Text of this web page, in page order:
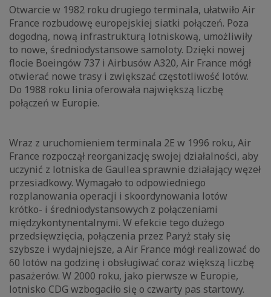
Otwarcie w 1982 roku drugiego terminala, ułatwiło Air
France rozbudowę europejskiej siatki połączeń. Poza
dogodną, nową infrastrukturą lotniskową, umożliwiły
to nowe, średniodystansowe samoloty. Dzięki nowej
flocie Boeingów 737 i Airbusów A320, Air France mógł
otwierać nowe trasy i zwiększać częstotliwość lotów.
Do 1988 roku linia oferowała największą liczbę
połączeń w Europie.
Wraz z uruchomieniem terminala 2E w 1996 roku, Air
France rozpoczął reorganizację swojej działalności, aby
uczynić z lotniska de Gaullea sprawnie działający węzeł
przesiadkowy. Wymagało to odpowiedniego
rozplanowania operacji i skoordynowania lotów
krótko- i średniodystansowych z połączeniami
międzykontynentalnymi. W efekcie tego dużego
przedsięwzięcia, połączenia przez Paryż stały się
szybsze i wydajniejsze, a Air France mógł realizować do
60 lotów na godzinę i obsługiwać coraz większą liczbę
pasażerów. W 2000 roku, jako pierwsze w Europie,
lotnisko CDG wzbogaciło się o czwarty pas startowy.